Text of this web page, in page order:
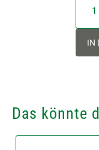
IN
Das könnte